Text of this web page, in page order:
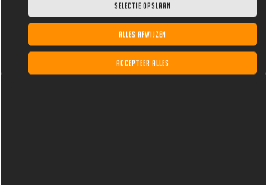
SELECTIE OPSLAAN
ALLES AFWIJZEN
ACCEPTEER ALLES
Burger van 100% rundvlees, met frisse ijsberg salade,
bacon en truffelmayonaise. Inclusief frites, fritessaus
en dagverse gemengde salade.